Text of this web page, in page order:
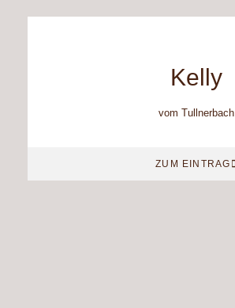
Kelly
vom Tullnerbach
ZUM EINTRAG